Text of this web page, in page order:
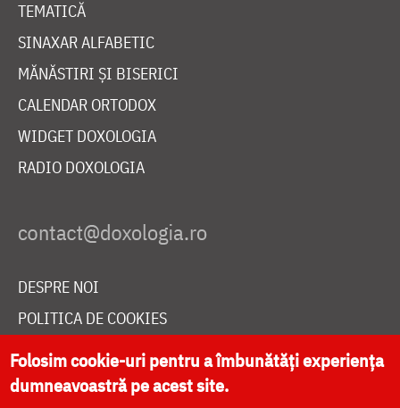
TEMATICĂ
SINAXAR ALFABETIC
MĂNĂSTIRI ȘI BISERICI
CALENDAR ORTODOX
WIDGET DOXOLOGIA
RADIO DOXOLOGIA
DESPRE NOI
POLITICA DE COOKIES
DONEAZĂ ONLINE PENTRU CATEDRALA NAȚIONALĂ
Folosim cookie-uri pentru a îmbunătăți experiența
dumneavoastră pe acest site.